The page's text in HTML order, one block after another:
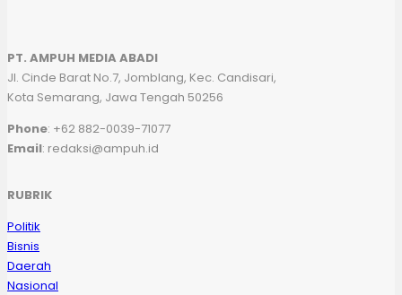
PT. AMPUH MEDIA ABADI
Jl. Cinde Barat No.7, Jomblang, Kec. Candisari,
Kota Semarang, Jawa Tengah 50256
Phone: +62 882-0039-71077
Email: redaksi@ampuh.id
RUBRIK
Politik
Bisnis
Daerah
Nasional